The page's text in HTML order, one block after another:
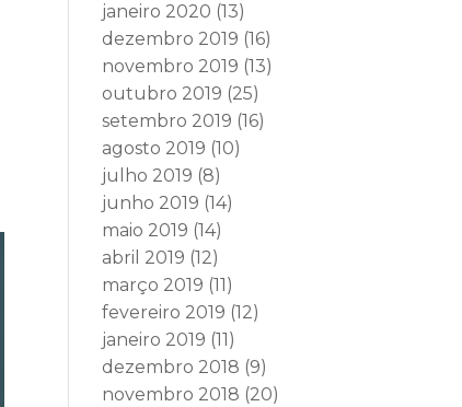
janeiro 2020 (13)
dezembro 2019 (16)
novembro 2019 (13)
outubro 2019 (25)
setembro 2019 (16)
agosto 2019 (10)
julho 2019 (8)
junho 2019 (14)
maio 2019 (14)
abril 2019 (12)
março 2019 (11)
fevereiro 2019 (12)
janeiro 2019 (11)
dezembro 2018 (9)
novembro 2018 (20)